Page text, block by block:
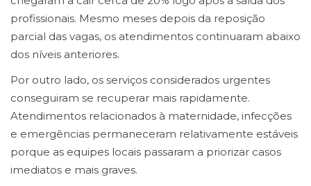
profissionais. Mesmo meses depois da reposição
parcial das vagas, os atendimentos continuaram abaixo
dos níveis anteriores.
Por outro lado, os serviços considerados urgentes
conseguiram se recuperar mais rapidamente.
Atendimentos relacionados à maternidade, infecções
e emergências permaneceram relativamente estáveis
porque as equipes locais passaram a priorizar casos
imediatos e mais graves.